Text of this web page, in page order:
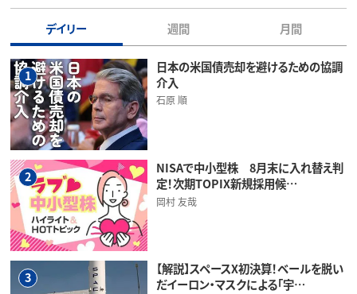
デイリー 週間 月間
1
日本の米国債売却を避けるための協調
介入
石原 順
2
NISAで中小型株 8月末に入れ替え判
定！次期TOPIX新規採用候…
岡村 友哉
3
【解説】スペースX初決算！ベールを脱い
だイーロン・マスクによる「宇…